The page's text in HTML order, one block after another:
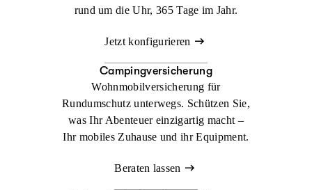
rund um die Uhr, 365 Tage im Jahr.
Jetzt konfigurieren
Campingversicherung
Wohnmobilversicherung für
Rundumschutz unterwegs. Schützen Sie,
was Ihr Abenteuer einzigartig macht –
Ihr mobiles Zuhause und ihr Equipment.
Beraten lassen